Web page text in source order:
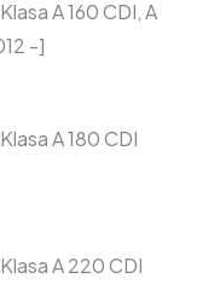
A 160 CDI, A
-]
A 180 CDI
A 220 CDI